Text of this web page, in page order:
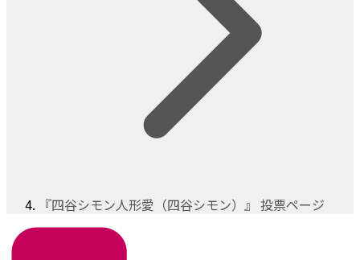
『四谷シモン人形愛（四谷シモン）』 投票ページ